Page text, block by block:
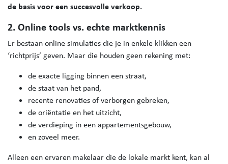
de basis voor een succesvolle verkoop.
2. Online tools vs. echte marktkennis
Er bestaan online simulaties die je in enkele klikken een
‘richtprijs’ geven. Maar die houden geen rekening met:
de exacte ligging binnen een straat,
de staat van het pand,
recente renovaties of verborgen gebreken,
de oriëntatie en het uitzicht,
de verdieping in een appartementsgebouw,
en zoveel meer.
Alleen een ervaren makelaar die de lokale markt kent, kan al